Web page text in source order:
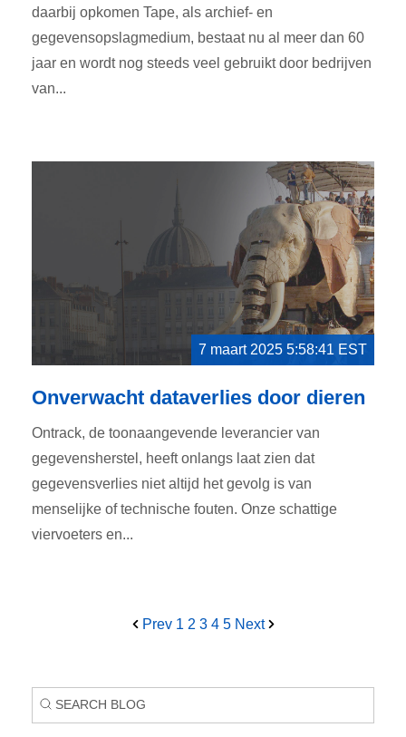
daarbij opkomen Tape, als archief- en
gegevensopslagmedium, bestaat nu al meer dan 60
jaar en wordt nog steeds veel gebruikt door bedrijven
van...
7 maart 2025 5:58:41 EST
Onverwacht dataverlies door dieren
Ontrack, de toonaangevende leverancier van
gegevensherstel, heeft onlangs laat zien dat
gegevensverlies niet altijd het gevolg is van
menselijke of technische fouten. Onze schattige
viervoeters en...
Prev 1 2 3 4 5 Next